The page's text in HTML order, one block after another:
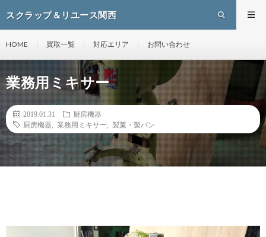
スクラップ＆リユース関西
HOME 買取一覧 対応エリア お問い合わせ
業務用ミキサー
2019.01.31
厨房機器
厨房機器
業務用ミキサー 製菓・製パン